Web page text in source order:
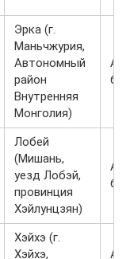
Эрка (г.
Маньчжурия,
Автономный
район
Внутренняя
Монголия)
Лобей
(Мишань,
уезд Лобэй,
провинция
Хэйлунцзян)
Хэйхэ (г.
Хэйхэ,